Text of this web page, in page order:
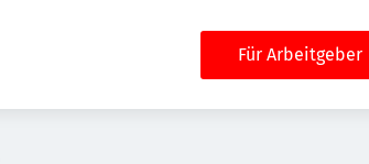
Für Arbeitgeber